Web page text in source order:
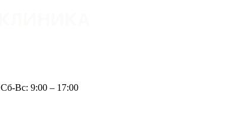
Сб-Вс: 9:00 – 17:00